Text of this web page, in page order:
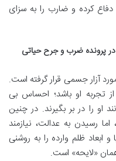
دفاع کرده و ضارب را به سزای
پرونده ضرب و جرح حیاتی
آزار جسمی قرار گرفته است.
تجربه او باشد؛ احساس بی
او را در بر بگیرند. در چنین
رسیدن به عدالت، نیازمند
ابعاد ظلم وارده را به روشنی
«لایحه» است.